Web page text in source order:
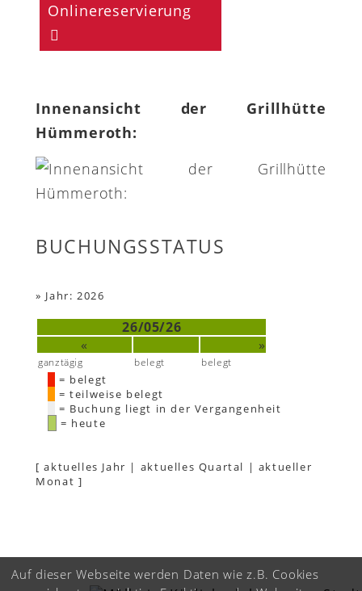
Onlinereservierung
Innenansicht der Grillhütte
Hümmeroth:
BUCHUNGSSTATUS
» Jahr: 2026
26/05/26
«
»
ganztägig belegt belegt
= belegt
= teilweise belegt
= Buchung liegt in der Vergangenheit
= heute
[aktuelles Jahr | aktuelles Quartal | aktueller
Monat ]
Auf dieser Webseite werden Daten wie z.B. Cookies